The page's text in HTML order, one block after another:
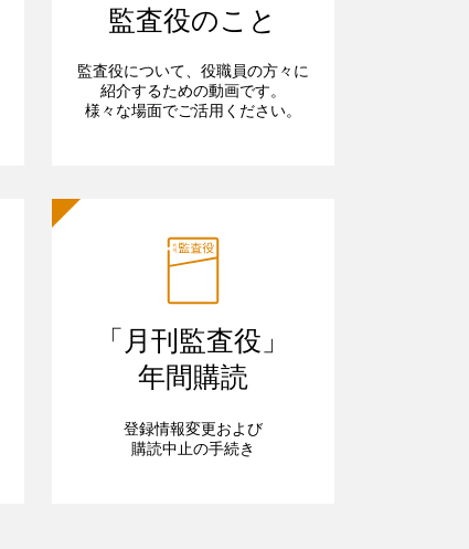
監査役のこと
監査役について、役職員の方々に
紹介するための動画です。
様々な場面でご活用ください。
「月刊監査役」
年間購読
登録情報変更および
購読中止の手続き